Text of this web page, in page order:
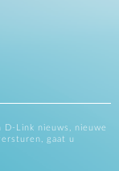
D-Link nieuws, nieuwe
gaat u